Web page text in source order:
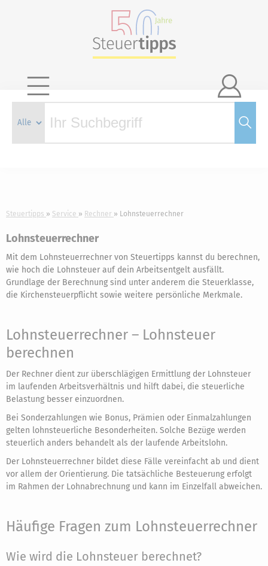

Steuertipps Service Rechner Lohnsteuerrechner
Lohnsteuerrechner
Mit dem Lohnsteuerrechner von Steuertipps kannst du berechnen,
wie hoch die Lohnsteuer auf dein Arbeitsentgelt ausfällt.
Grundlage der Berechnung sind unter anderem die Steuerklasse,
die Kirchensteuerpflicht sowie weitere persönliche Merkmale.
Lohnsteuerrechner – Lohnsteuer
berechnen
Der Rechner dient zur überschlägigen Ermittlung der Lohnsteuer
im laufenden Arbeitsverhältnis und hilft dabei, die steuerliche
Belastung besser einzuordnen.
Bei Sonderzahlungen wie Bonus, Prämien oder Einmalzahlungen
gelten lohnsteuerliche Besonderheiten. Solche Bezüge werden
steuerlich anders behandelt als der laufende Arbeitslohn.
Der Lohnsteuerrechner bildet diese Fälle vereinfacht ab und dient
vor allem der Orientierung. Die tatsächliche Besteuerung erfolgt
im Rahmen der Lohnabrechnung und kann im Einzelfall abweichen.
Häufige Fragen zum Lohnsteuerrechner
Wie wird die Lohnsteuer berechnet?